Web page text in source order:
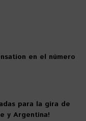
en el número
para la gira de
y Argentina!